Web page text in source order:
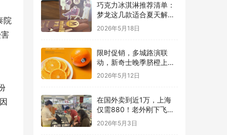
院
巧克力冰淇淋推荐清单：
梦龙这几款适合夏天解馋
又不腻
2026年5月18日
限时促销，多城路演联
动，新奇士晚季脐橙上线
本来生活
2026年5月12日
在国外卖到近1万，上海
仅需880！老外刚下飞机
就直奔这里配眼镜
2026年5月3日